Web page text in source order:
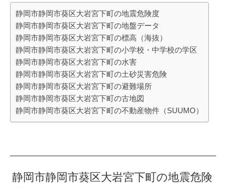
静岡市静岡市葵区大岩宮下町の地震危険度
静岡市静岡市葵区大岩宮下町の地盤データ
静岡市静岡市葵区大岩宮下町の標高（海抜）
静岡市静岡市葵区大岩宮下町の小学校・中学校の学区
静岡市静岡市葵区大岩宮下町の水害
静岡市静岡市葵区大岩宮下町の土砂災害危険
静岡市静岡市葵区大岩宮下町の避難場所
静岡市静岡市葵区大岩宮下町の古地図
静岡市静岡市葵区大岩宮下町の不動産物件（SUUMO）
静岡市静岡市葵区大岩宮下町の地震危険